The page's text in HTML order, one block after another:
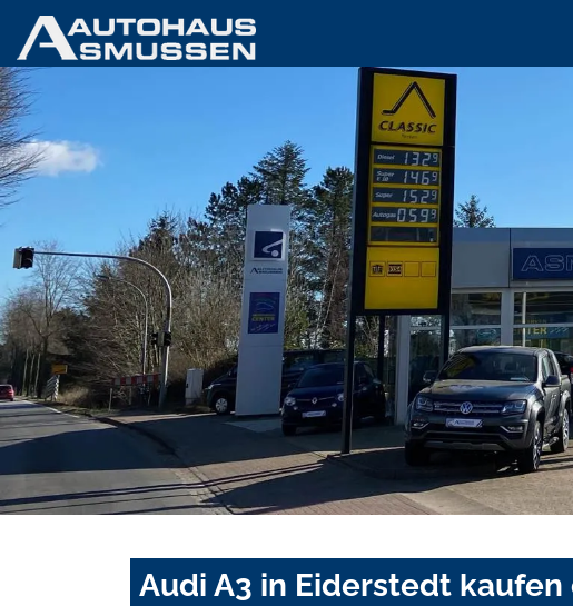
Audi A3 in Eiderstedt kaufen